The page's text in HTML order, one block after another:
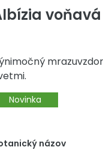
voňavá
Novinka
názov